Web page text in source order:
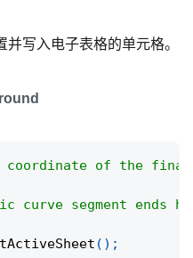
写入电子表格的单元格。
of the final
curve segment
( ) ;